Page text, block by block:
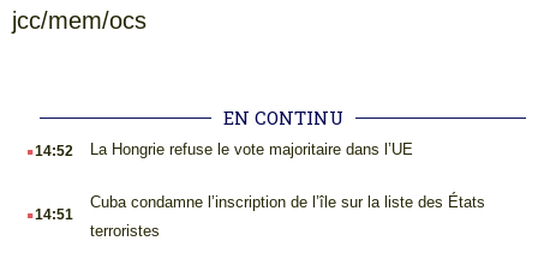
jcc/mem/ocs
EN CONTINU
.14:52 La Hongrie refuse le vote majoritaire dans l’UE
.14:51
Cuba condamne l’inscription de l’île sur la liste des États
terroristes